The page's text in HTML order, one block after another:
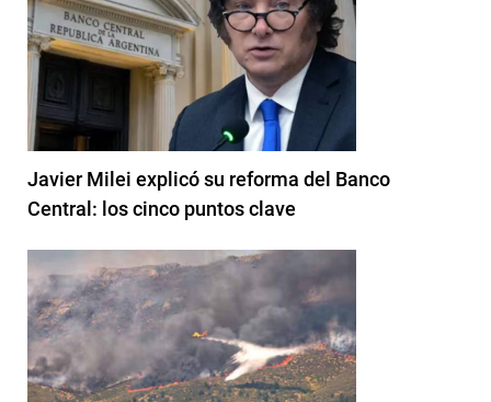
Javier Milei explicó su reforma del Banco
Central: los cinco puntos clave